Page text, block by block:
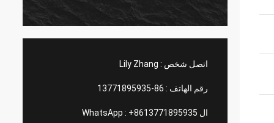
اتصل شخص : Lily Zhang
رقم الهاتف : 86-13771895935
ال WhatsApp : +8613771895935